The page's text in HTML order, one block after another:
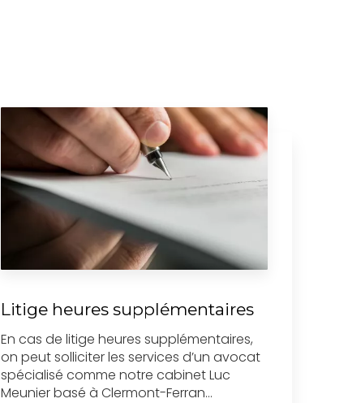
Litige heures supplémentaires
En cas de litige heures supplémentaires,
on peut solliciter les services d’un avocat
spécialisé comme notre cabinet Luc
Meunier basé à Clermont-Ferran...